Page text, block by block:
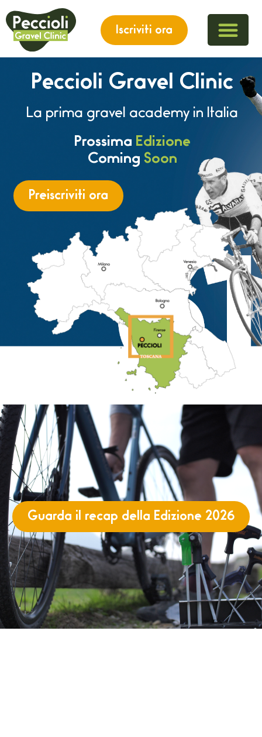
Iscriviti ora
Peccioli Gravel Clinic
La prima gravel academy in Italia
Prossima Edizione
Coming Soon
Preiscriviti ora
Guarda il recap della Edizione 2026